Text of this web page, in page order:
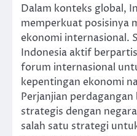
Dalam konteks global,
memperkuat posisinya
ekonomi internasional.
Indonesia aktif
forum internasional
kepentingan ekonomi
Perjanjian
strategis dengan
salah satu strategi